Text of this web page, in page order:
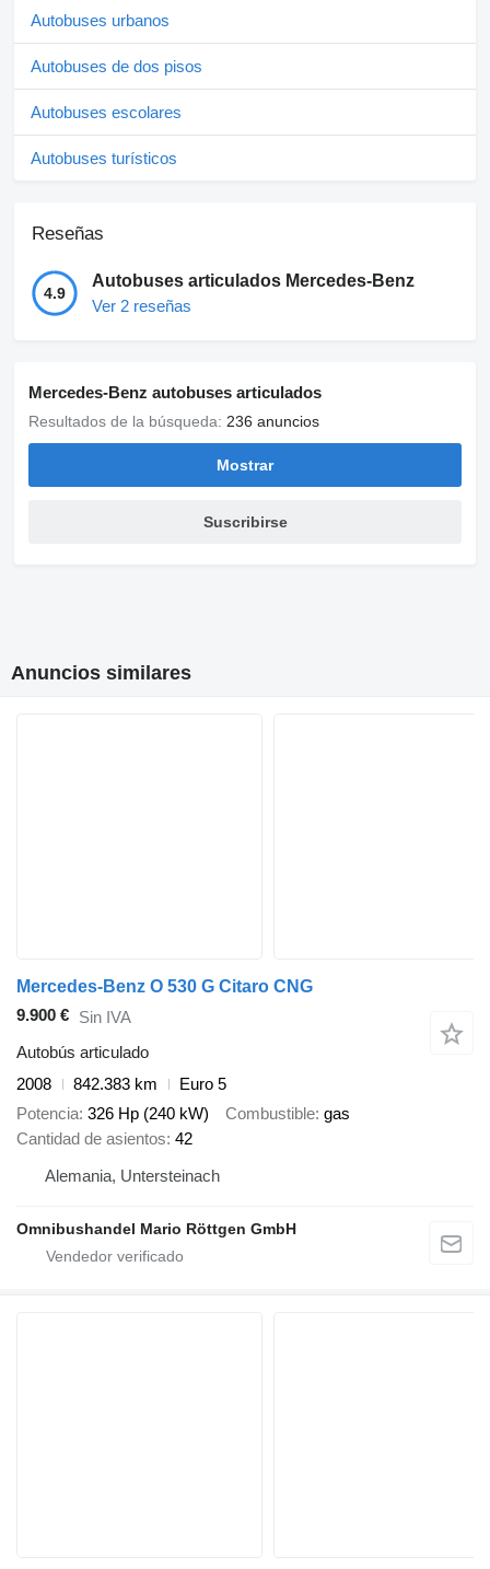
Autobuses urbanos
Autobuses de dos pisos
Autobuses escolares
Autobuses turísticos
Reseñas
4.9
Autobuses articulados Mercedes-Benz
Ver 2 reseñas
Mercedes-Benz autobuses articulados
Resultados de la búsqueda: 236 anuncios
Mostrar
Suscribirse
Anuncios similares
Mercedes-Benz O 530 G Citaro CNG
9.900 € Sin IVA
Autobús articulado
2008
842.383 km
Euro 5
Potencia 326 Hp (240 kW) Combustible gas
Cantidad de asientos 42
Alemania, Untersteinach
Omnibushandel Mario Röttgen GmbH